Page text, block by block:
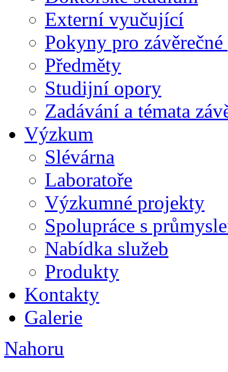
Externí vyučující
Pokyny pro závěrečné
Předměty
Studijní opory
Zadávání a témata
Výzkum
Slévárna
Laboratoře
Výzkumné projekty
Spolupráce s
Nabídka služeb
Produkty
Kontakty
Galerie
Nahoru